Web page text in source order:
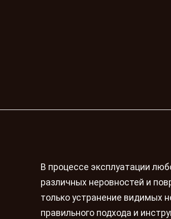
В процессе эксплуатации
различных неровностей и
только устранение видимых
правильного подхода и